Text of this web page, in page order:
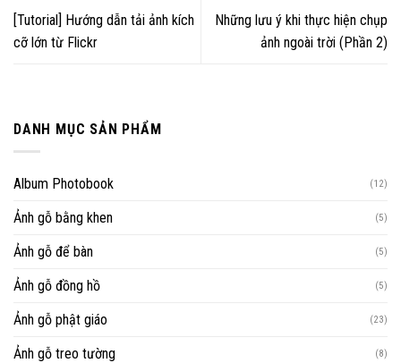
DANH MỤC SẢN PHẨM
Album Photobook (12)
Ảnh gỗ bằng khen (5)
Ảnh gỗ để bàn (5)
Ảnh gỗ đồng hồ (5)
Ảnh gỗ phật giáo (23)
Ảnh gỗ treo tường (8)
[Tutorial] Hướng dẫn tải ảnh kích
cỡ lớn từ Flickr
Những lưu ý khi thực hiện chụp
ảnh ngoài trời (Phần 2)